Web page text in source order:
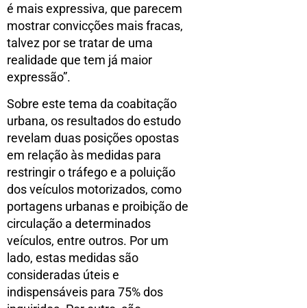
é mais expressiva, que parecem
mostrar convicções mais fracas,
talvez por se tratar de uma
realidade que tem já maior
expressão”.
Sobre este tema da coabitação
urbana, os resultados do estudo
revelam duas posições opostas
em relação às medidas para
restringir o tráfego e a poluição
dos veículos motorizados, como
portagens urbanas e proibição de
circulação a determinados
veículos, entre outros. Por um
lado, estas medidas são
consideradas úteis e
indispensáveis para 75% dos